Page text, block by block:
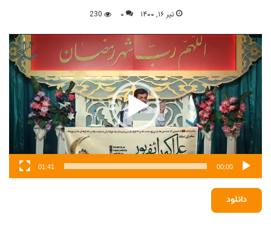
تیر ۱۶, ۱۴۰۰ ۰ 230
نمایشگر
ویدیو
00:00
01:41
دانلود